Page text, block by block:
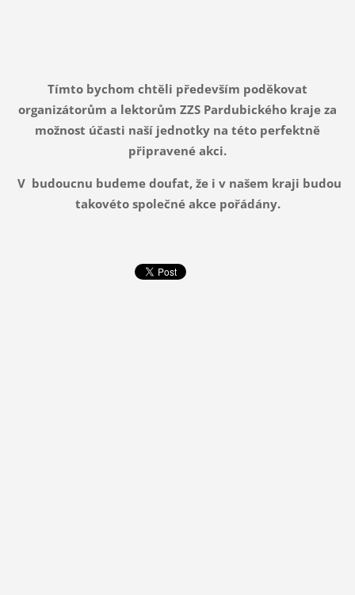
Tímto bychom chtěli především poděkovat
organizátorům a lektorům ZZS Pardubického kraje za
možnost účasti naší jednotky na této perfektně
připravené akci.
V budoucnu budeme doufat, že i v našem kraji budou
takovéto společné akce pořádány.